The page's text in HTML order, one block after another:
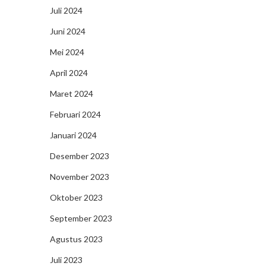
Juli 2024
Juni 2024
Mei 2024
April 2024
Maret 2024
Februari 2024
Januari 2024
Desember 2023
November 2023
Oktober 2023
September 2023
Agustus 2023
Juli 2023